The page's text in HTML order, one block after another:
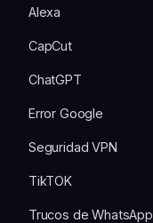
Alexa
CapCut
ChatGPT
Error Google
Seguridad VPN
TikTOK
Trucos de WhatsApp